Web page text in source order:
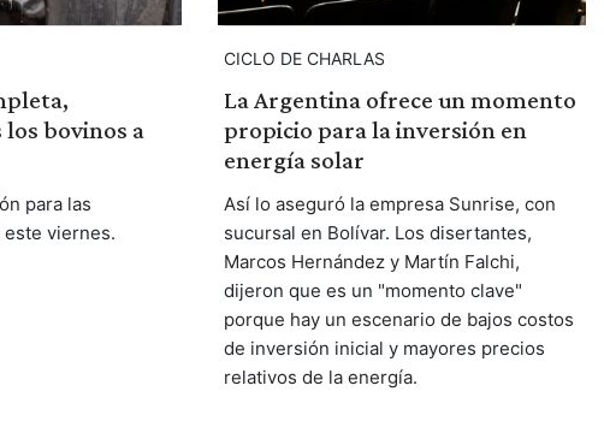
bovinos a
para las
viernes.
CICLO DE CHARLAS
La Argentina ofrece un momento
propicio para la inversión en
energía solar
Así lo aseguró la empresa Sunrise, con
sucursal en Bolívar. Los disertantes,
Marcos Hernández y Martín Falchi,
dijeron que es un "momento clave"
porque hay un escenario de bajos costos
de inversión inicial y mayores precios
relativos de la energía.